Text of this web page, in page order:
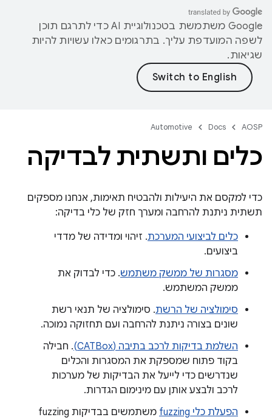
‫Google משתמשת בטכנולוגיית AI כדי לתרגם תוכן
לשפה המועדפת עליך. בתרגומים כאלו עשויות להיות
שגיאות.
AOSP
Docs
Automotive
כלים ותשתית לבדיקה
כדי למקסם את היעילות ולהבטיח תאימות, אנחנו מספקים
תשתית ניתנת להרחבה ומערך חזק של כלי בדיקה:
כלים לביצועי המערכת. זיהוי ומדידה של מדדי
ביצועים.
מסגרות של ממשק משתמש. כדי לבדוק את
ממשק המשתמש.
סימולציה של הרשת. סימולציה של תנאי רשת
שונים בצורה ניתנת להרחבה ועם תחזוקה נמוכה.
השלמת בדיקות לרכב בתיבה (CATBox)
. חבילה
בקוד פתוח שמספקת את המסגרות והכלים
שנדרשים כדי לייעל את הבדיקות של מערכות
לרכב ולבצע אותן עם מינימום הגדרות.
הפעלת כלי fuzzing
משתמשים בבדיקות fuzzing